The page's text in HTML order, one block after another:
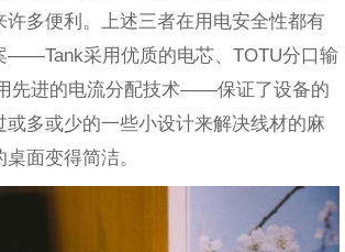
许多便利。上述三者在用电安全性都有
——Tank采用优质的电芯、TOTU分口输
先进的电流分配技术——保证了设备的
或多或少的一些小设计来解决线材的麻
面变得简洁。